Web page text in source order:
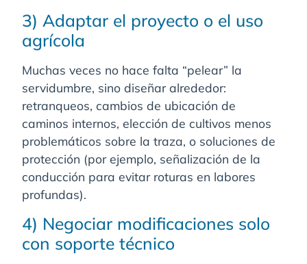
3) Adaptar el proyecto o el uso
agrícola
Muchas veces no hace falta “pelear” la
servidumbre, sino diseñar alrededor:
retranqueos, cambios de ubicación de
caminos internos, elección de cultivos menos
problemáticos sobre la traza, o soluciones de
protección (por ejemplo, señalización de la
conducción para evitar roturas en labores
profundas).
4) Negociar modificaciones solo
con soporte técnico